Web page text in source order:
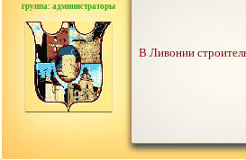
группа: администраторы
сообщений: 30442
В Ливонии